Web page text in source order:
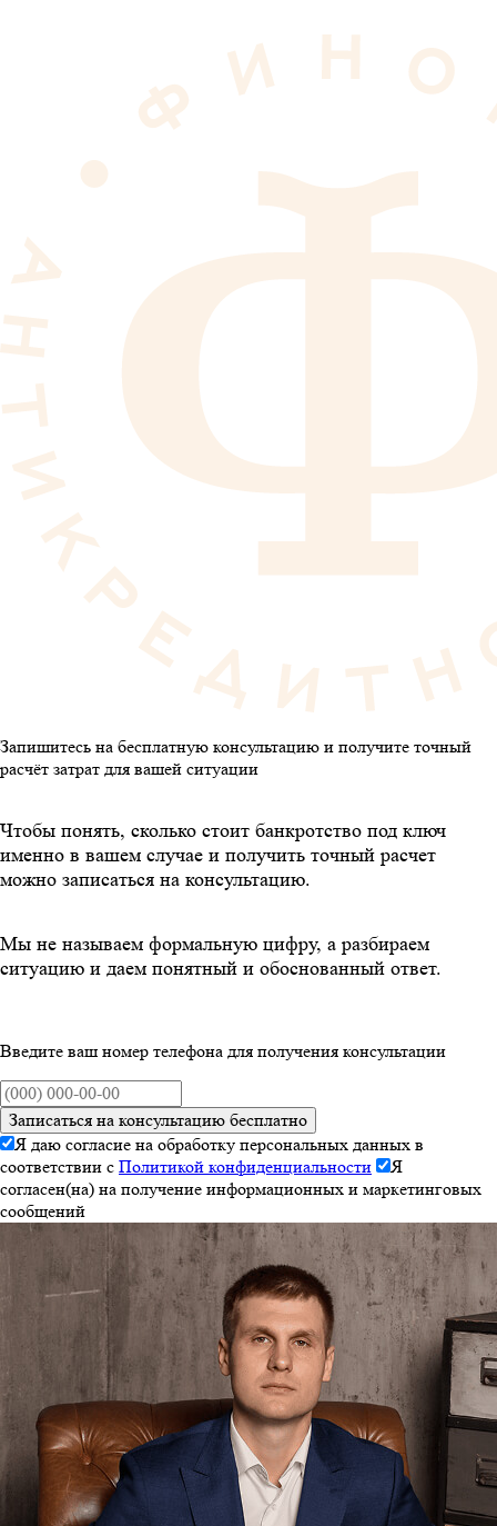
Запишитесь на бесплатную консультацию и получите точный
расчёт затрат для вашей ситуации
Чтобы понять, сколько стоит банкротство под ключ
именно в вашем случае и получить точный расчет
можно записаться на консультацию.
Мы не называем формальную цифру, а разбираем
ситуацию и даем понятный и обоснованный ответ.
Введите ваш номер телефона для получения консультации
Записаться на консультацию бесплатно
Я даю согласие на обработку персональных данных в
соответствии с Политикой конфиденциальности
Я
согласен(на) на получение информационных и маркетинговых
сообщений